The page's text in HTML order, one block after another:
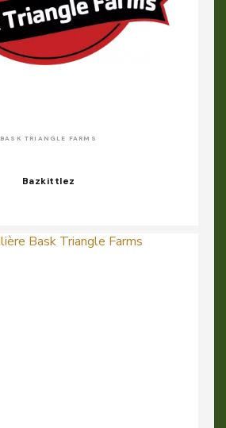
BASK TRIANGLE FARMS
Bazkittlez